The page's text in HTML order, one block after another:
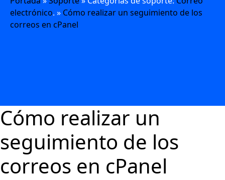
electrónico. » Cómo realizar un seguimiento de los
correos en cPanel
Cómo realizar un
seguimiento de los
correos en cPanel